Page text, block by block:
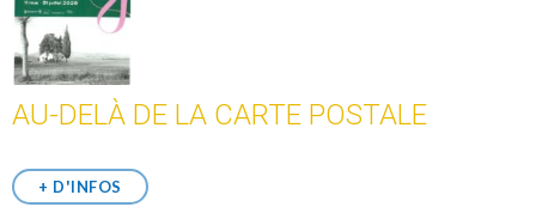
AU-DELÀ DE LA CARTE POSTALE
+ D'INFOS